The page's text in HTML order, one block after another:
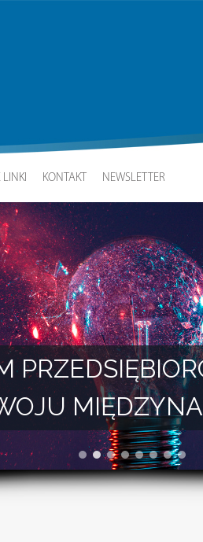
LINKI KONTAKT NEWSLETTER